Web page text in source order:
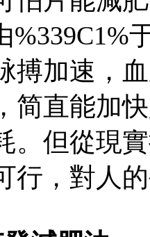
%339C1%
搏加速，
简直能加
。但從現
行，對人